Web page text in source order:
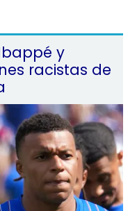
y
racistas de